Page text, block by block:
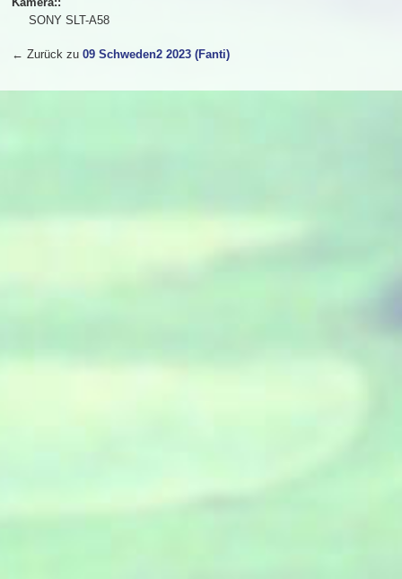
SONY SLT-A58
← Zurück zu 09 Schweden2 2023 (Fanti)